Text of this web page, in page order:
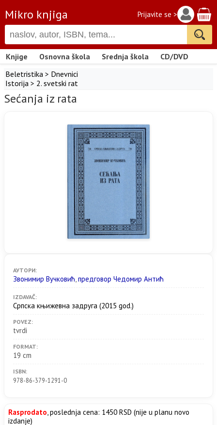
Mikro knjiga Prijavite se >
Knjige Osnovna škola Srednja škola
CD/DVD
Beletristika > Dnevnici
Istorija > 2. svetski rat
Sećanja iz rata
АУТОРИ:
Звонимир Вучковић,предговор Чедомир Антић
IZDAVAČ:
Српска књижевна задруга (2015 god.)
POVEZ:
tvrdi
FORMAT:
19 cm
ISBN:
978-86-379-1291-0
Rasprodato, poslednja cena: 1450 RSD (nije u planu novo
izdanje)